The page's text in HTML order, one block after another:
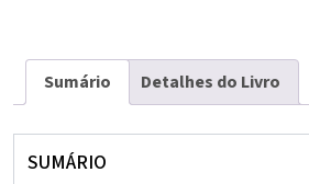
Sumário Detalhes do Livro
SUMÁRIO